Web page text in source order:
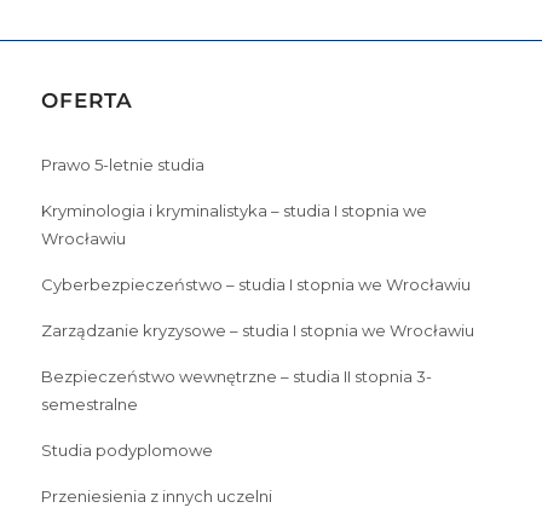
OFERTA
Prawo 5-letnie studia
Kryminologia i kryminalistyka – studia I stopnia we
Wrocławiu
Cyberbezpieczeństwo – studia I stopnia we Wrocławiu
Zarządzanie kryzysowe – studia I stopnia we Wrocławiu
Bezpieczeństwo wewnętrzne – studia II stopnia 3-
semestralne
Studia podyplomowe
Przeniesienia z innych uczelni